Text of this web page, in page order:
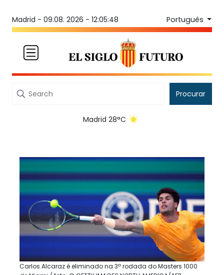
Madrid - 09.08. 2026 - 12:05:48 Português
Procurar
Madrid 28°C
Carlos Alcaraz é eliminado na 3ª rodada do Masters 1000